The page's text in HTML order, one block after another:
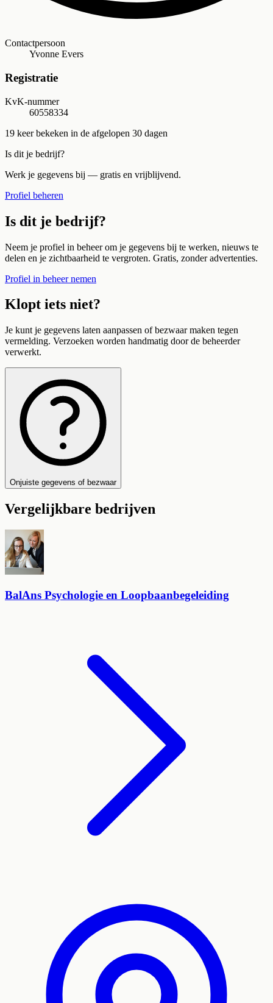
Contactpersoon
Yvonne Evers
Registratie
KvK-nummer
60558334
19 keer bekeken in de afgelopen 30 dagen
Is dit je bedrijf?
Werk je gegevens bij — gratis en vrijblijvend.
Profiel beheren
Is dit je bedrijf?
Neem je profiel in beheer om je gegevens bij te werken, nieuws te
delen en je zichtbaarheid te vergroten. Gratis, zonder advertenties.
Profiel in beheer nemen
Klopt iets niet?
Je kunt je gegevens laten aanpassen of bezwaar maken tegen
vermelding. Verzoeken worden handmatig door de beheerder
verwerkt.
Onjuiste gegevens of bezwaar
Vergelijkbare bedrijven
BalAns Psychologie en Loopbaanbegeleiding